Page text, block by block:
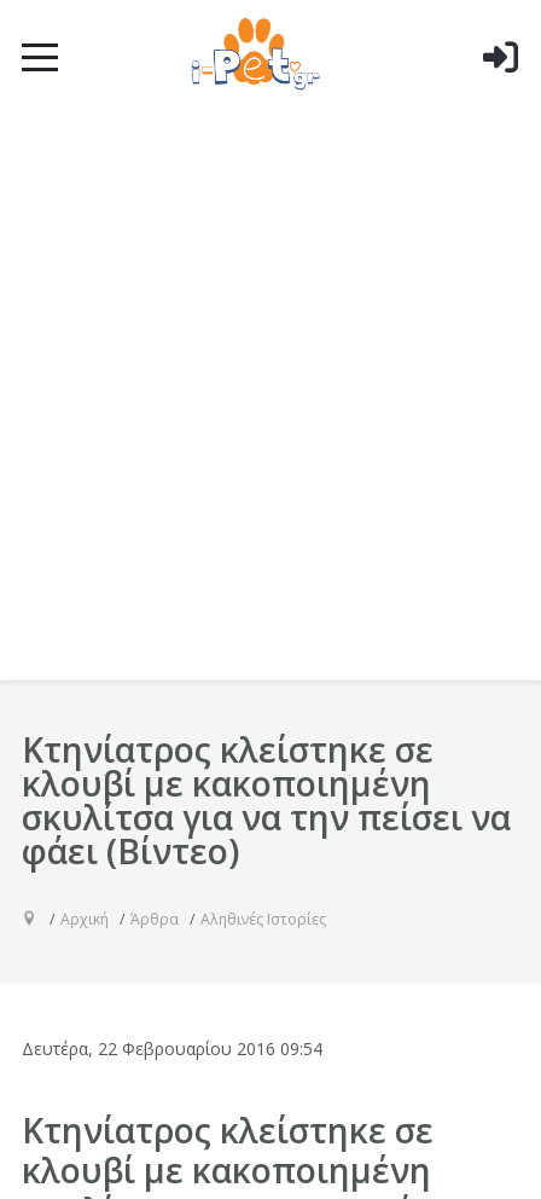
Κτηνίατρος κλείστηκε σε
κλουβί με κακοποιημένη
σκυλίτσα για να την πείσει να
φάει (Βίντεο)
Αρχική Άρθρα Αληθινές Ιστορίες
Δευτέρα, 22 Φεβρουαρίου 2016 09:54
Κτηνίατρος κλείστηκε σε
κλουβί με κακοποιημένη